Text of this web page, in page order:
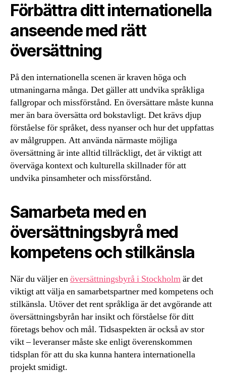
Förbättra ditt internationella
anseende med rätt
översättning
På den internationella scenen är kraven höga och
utmaningarna många. Det gäller att undvika språkliga
fallgropar och missförstånd. En översättare måste kunna
mer än bara översätta ord bokstavligt. Det krävs djup
förståelse för språket, dess nyanser och hur det uppfattas
av målgruppen. Att använda närmaste möjliga
översättning är inte alltid tillräckligt, det är viktigt att
överväga kontext och kulturella skillnader för att
undvika pinsamheter och missförstånd.
Samarbeta med en
översättningsbyrå med
kompetens och stilkänsla
När du väljer enöversättningsbyrå i Stockholmär det
viktigt att välja en samarbetspartner med kompetens och
stilkänsla. Utöver det rent språkliga är det avgörande att
översättningsbyrån har insikt och förståelse för ditt
företags behov och mål. Tidsaspekten är också av stor
vikt – leveranser måste ske enligt överenskommen
tidsplan för att du ska kunna hantera internationella
projekt smidigt.